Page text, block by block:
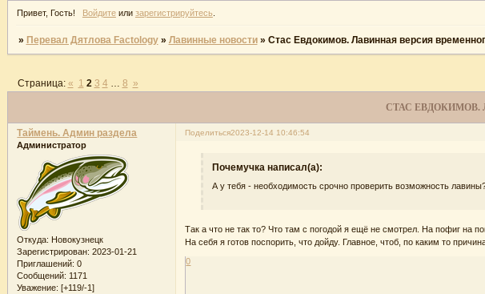
Привет, Гость! Войдитеили зарегистрируйтесь.
» Перевал Дятлова Factology » Лавинные новости » Стас Евдокимов. Лавинная версия
СТАС ЕВДОКИМОВ.
Страница: « 1 2 3 4 … 8 »
Поделиться2023-12-14 10:46:54
Таймень. Админ раздела
Администратор
Откуда: Новокузнецк
Зарегистрирован: 2023-01-21
Приглашений: 0
Сообщений: 1171
Уважение: [+119/-1]
Почемучка написал(а):
А у тебя - необходимость срочно проверить возможность
Так а что не так то? Что там с погодой я ещё не смотрел. На пофиг на
На себя я готов поспорить, что дойду. Главное, чтоб, по каким то
0